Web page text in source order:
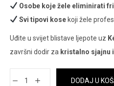
Osobe koje žele eliminirati
Svi tipovi kosekoji žele
Uđite u svijet blistave ljepote uz
završni dodir za kristalno sjajnu
DODAJ U